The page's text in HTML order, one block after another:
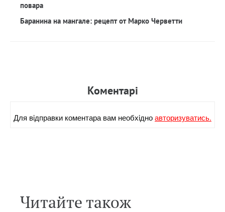
повара
Баранина на мангале: рецепт от Марко Черветти
Коментарi
Для вiдправки коментара вам необхiдноавторизуватись.
Читайте також